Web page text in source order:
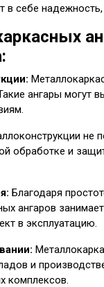
в себе
ангары могут
не
обработке и
Благодаря
ангаров
в эксплуатацию.
и
комплексов.